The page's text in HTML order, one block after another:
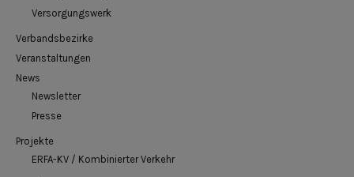
Versorgungswerk
Verbandsbezirke
Veranstaltungen
News
Newsletter
Presse
Projekte
ERFA-KV / Kombinierter Verkehr